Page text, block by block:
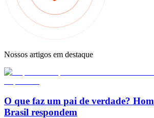
Nossos artigos em destaque
O que faz um pai de verdade?
Brasil respondem